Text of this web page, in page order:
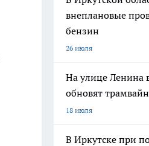
внеплановые
бензин
26 июля
На улице Ленина
обновят
18 июля
В Иркутске при